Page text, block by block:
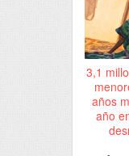
3,1
años
año